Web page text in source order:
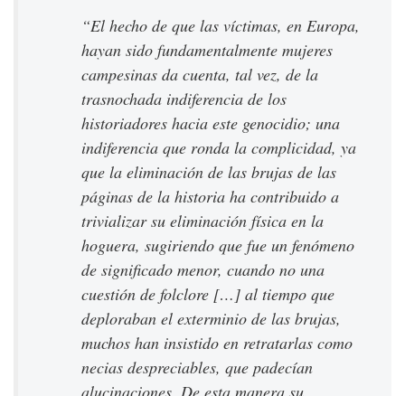
“El hecho de que las víctimas, en Europa,
hayan sido fundamentalmente mujeres
campesinas da cuenta, tal vez, de la
trasnochada indiferencia de los
historiadores hacia este genocidio; una
indiferencia que ronda la complicidad, ya
que la eliminación de las brujas de las
páginas de la historia ha contribuido a
trivializar su eliminación física en la
hoguera, sugiriendo que fue un fenómeno
de significado menor, cuando no una
cuestión de folclore […] al tiempo que
deploraban el exterminio de las brujas,
muchos han insistido en retratarlas como
necias despreciables, que padecían
alucinaciones. De esta manera su